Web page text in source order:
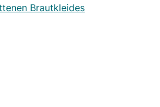
Brautkleides